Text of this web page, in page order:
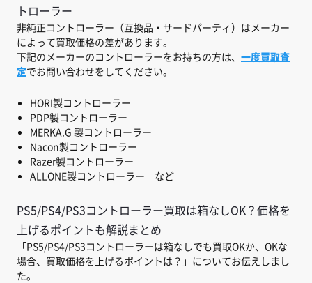
トローラー
非純正コントローラー（互換品・サードパーティ）はメーカー
によって買取価格の差があります。
下記のメーカーのコントローラーをお持ちの方は、 一度買取査
定でお問い合わせをしてください。
HORI製コントローラー
PDP製コントローラー
MERKA.G 製コントローラー
Nacon製コントローラー
Razer製コントローラー
ALLONE製コントローラー など
PS5/PS4/PS3コントローラー買取は箱なしOK？価格を
上げるポイントも解説まとめ
「PS5/PS4/PS3コントローラーは箱なしでも買取OKか、OKな
場合、買取価格を上げるポイントは？」についてお伝えしまし
た。